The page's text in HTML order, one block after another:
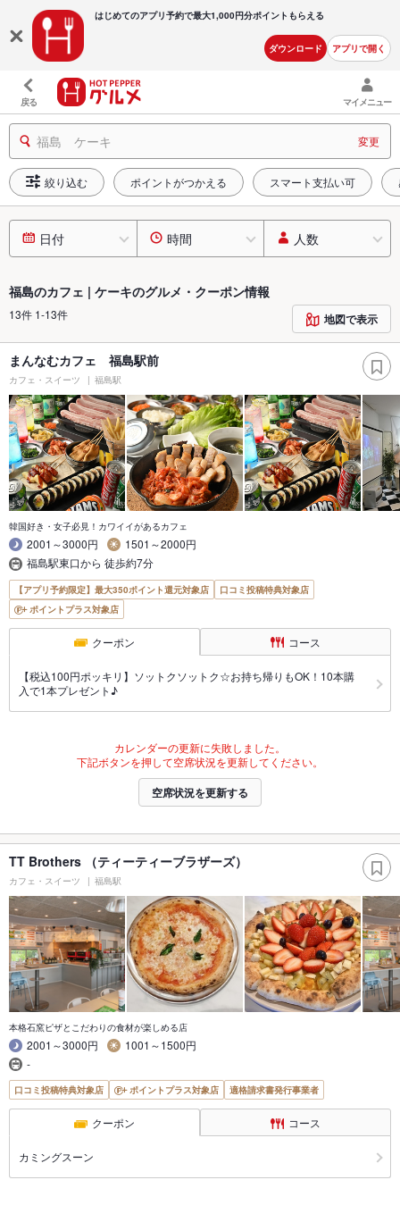
はじめてのアプリ予約で最大1,000円分ポイントもらえる
ダウンロード アプリで開く
戻る マイメニュー
福島 ケーキ 変更
絞り込む ポイントがつかえる スマート支払い可
日付 時間 人数
福島のカフェ | ケーキのグルメ・クーポン情報
13件 1-13件 地図で表示
まんなむカフェ 福島駅前
カフェ・スイーツ 福島駅
韓国好き・女子必見！カワイイがあるカフェ
2001～3000円
1501～2000円
福島駅東口から 徒歩約7分
【アプリ予約限定】最大350ポイント還元対象店
口コミ投稿特典対象店
ポイントプラス対象店
クーポン コース
【税込100円ポッキリ】ソットクソットク☆お持ち帰りもOK！10本購
入で1本プレゼント♪
カレンダーの更新に失敗しました。
下記ボタンを押して空席状況を更新してください。
空席状況を更新する
TT Brothers （ティーティーブラザーズ）
カフェ・スイーツ 福島駅
本格石窯ピザとこだわりの食材が楽しめる店
2001～3000円
1001～1500円
-
口コミ投稿特典対象店 ポイントプラス対象店 適格請求書発行事業者
クーポン コース
カミングスーン